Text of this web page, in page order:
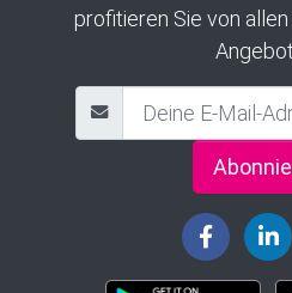
profitieren Sie von